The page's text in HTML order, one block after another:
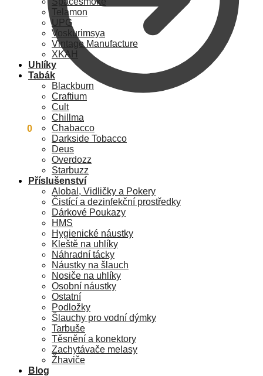
0
Telamon
UPG
Voskurimsya
Vintage Manufacture
XKAH
Uhlíky
Tabák
Blackburn
Craftium
Cult
Chillma
Chabacco
Darkside Tobacco
Deus
Overdozz
Starbuzz
Příslušenství
Alobal, Vidličky a Pokery
Čistící a dezinfekční prostředky
Dárkové Poukazy
HMS
Hygienické náustky
Kleště na uhlíky
Náhradní tácky
Náustky na šlauch
Nosiče na uhlíky
Osobní náustky
Ostatní
Podložky
Šlauchy pro vodní dýmky
Tarbuše
Těsnění a konektory
Zachytávače melasy
Žhaviče
Blog